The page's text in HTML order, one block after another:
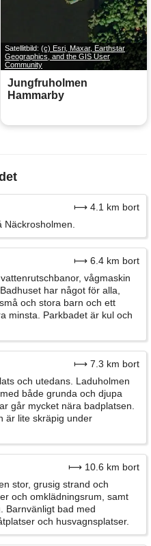
Satellitbild: (c) Esri, Maxar, Earthstar
Geographics, and the GIS User
Community
Jungfruholmen
Hammarby
⟼ 4.1 km bort
⟼ 6.4 km bort
vågmaskin
har något för alla,
och stora barn och ett
minsta. Parkbadet är kul och
⟼ 7.3 km bort
och utedans. Laduholmen
både grunda och djupa
går mycket nära badplatsen.
är lite skräpig under
⟼ 10.6 km bort
stor, grusig strand och
och omklädningsrum, samt
Barnvänligt bad med
och husvagnsplatser.